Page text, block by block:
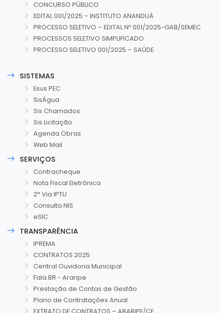
CONCURSO PÚBLICO
EDITAL 001/2025 – INSTITUTO ANANDUÁ
PROCESSO SELETIVO – EDITAL Nº 001/2025-GAB/SEMEC
PROCESSOS SELETIVO SIMPLIFICADO
PROCESSO SELETIVO 001/2025 – SAÚDE
SISTEMAS
Esus PEC
SisÁgua
Sis Chamados
Sis Licitação
Agenda Obras
Web Mail
SERVIÇOS
Contracheque
Nota Fiscal Eletrônica
2ª Via IPTU
Consulta NIS
eSIC
TRANSPARÊNCIA
IPREMA
CONTRATOS 2025
Central Ouvidoria Municipal
Fala.BR - Araripe
Prestação de Contas de Gestão
Plano de Contratações Anual